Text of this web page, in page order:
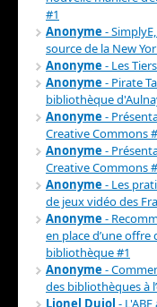
#1
Anonyme-
source de la New
Anonyme- Les
Anonyme- Pirate
bibliothèque
Anonyme-
Creative Commons
Anonyme-
Creative Commons
Anonyme- Les
de jeux vidéo des
Anonyme-
en place d’une offre
bibliothèque #1
Anonyme-
des bibliothèques à
Lionel Dujol -